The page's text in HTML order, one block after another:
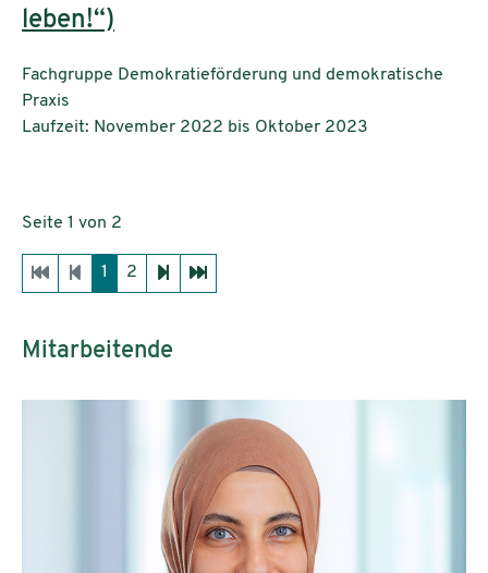
leben!“)
Einrichtungen:
Fachgruppe Demokratieförderung und demokratische
Praxis
Laufzeit: November 2022 bis Oktober 2023
Seite 1 von 2
1 2
Mitarbeitende